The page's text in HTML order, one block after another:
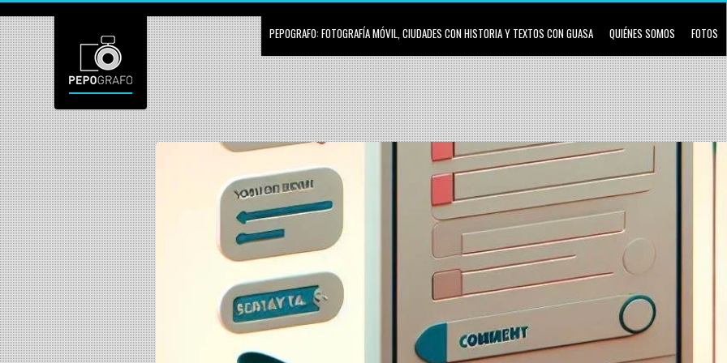
PEPOGRAFO: FOTOGRAFÍA MÓVIL, CIUDADES CON HISTORIA Y TEXTOS CON GUASA QUIÉNES SOMOS FOTOS